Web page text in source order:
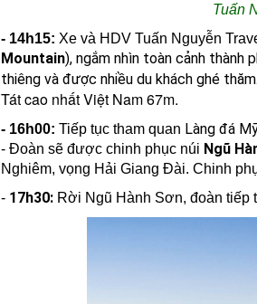
Tuấn
- 14h15:Xe và HDV Tuấn Nguyễn
Mountain),ngắm nhìn toàn cảnh thành
thiêng và được nhiều du khách ghé thăm.
Tát cao nhất Việt Nam 67m.
- 16h00: Tiếp tục tham quan Làng đá
- Đoàn sẽ được chinh phục núi Ngũ
Nghiêm, vọng Hải Giang Đài. Chinh
- 17h30: Rời Ngũ Hành Sơn, đoàn tiếp